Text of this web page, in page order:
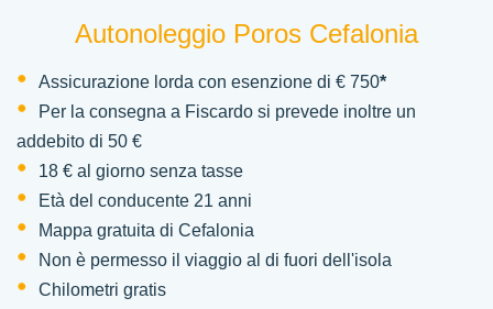
Autonoleggio Poros Cefalonia
Assicurazione lorda con esenzione di € 750*
Per la consegna a Fiscardo si prevede inoltre un
addebito di 50 €
18 € al giorno senza tasse
Età del conducente 21 anni
Mappa gratuita di Cefalonia
Non è permesso il viaggio al di fuori dell'isola
Chilometri gratis